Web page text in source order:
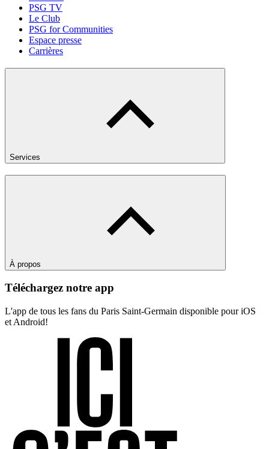
PSG TV
Le Club
PSG for Communities
Espace presse
Carrières
Services
À propos
Téléchargez notre app
L'app de tous les fans du Paris Saint-Germain disponible pour iOS
et Android!